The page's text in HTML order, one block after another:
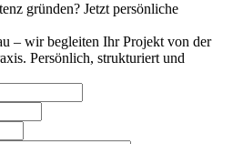
gründen? Jetzt persönliche
– wir begleiten Ihr Projekt von der
Persönlich, strukturiert und